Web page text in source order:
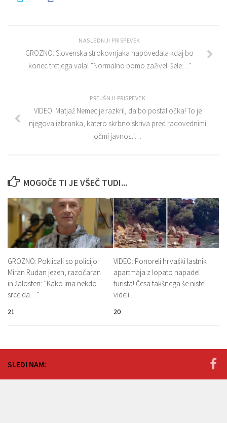
NASLEDNJI PRISPEVEK
GROZNO: Slovenska strokovnjaka napovedala kdaj bo
konec tretjega vala! ”Normalno bomo zaživeli šele…”
PREJŠNJI PRISPEVEK
VIDEO: Matjaž Nemec je razkril, da bo postal očka! To je
njegova izbranka, katero skrbno skriva pred radovednimi
očmi javnosti…
MOGOČE TI JE VŠEČ TUDI...
GROZNO: Poklicali so policijo!
Miran Rudan jezen, razočaran
in žalosten: ”Kako ima nekdo
srce da…”
21
VIDEO: Ponoreli hrvaški lastnik
apartmaja z lopato napadel
turista! Česa takšnega še niste
videli…
20
SLEDI NAM: